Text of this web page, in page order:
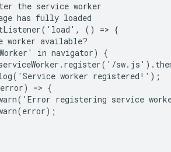
the service worker
has fully loaded
() => {
worker available?
in navigator) {
worker registered!');
=> {
registering service